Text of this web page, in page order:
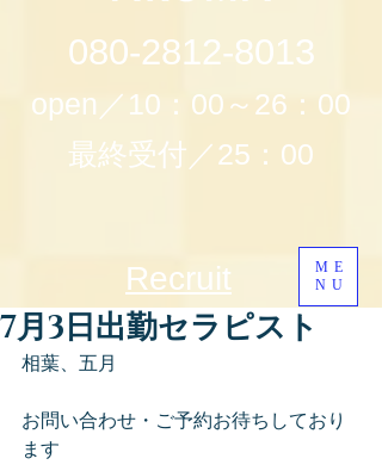
080-2812-8013
open／10：00～26：00
最終受付／25：00
ME
NU
Recruit
7月3日出勤セラピスト
相葉、五月
お問い合わせ・ご予約お待ちしており
ます